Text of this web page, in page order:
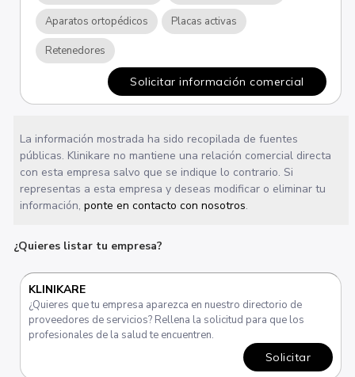
Aparatos ortopédicos Placas activas
Retenedores
Solicitar información comercial
La información mostrada ha sido recopilada de fuentes
públicas. Klinikare no mantiene una relación comercial directa
con esta empresa salvo que se indique lo contrario. Si
representas a esta empresa y deseas modificar o eliminar tu
información,ponte en contacto con nosotros.
¿Quieres listar tu empresa?
KLINIKARE
¿Quieres que tu empresa aparezca en nuestro directorio de
proveedores de servicios? Rellena la solicitud para que los
profesionales de la salud te encuentren.
Solicitar